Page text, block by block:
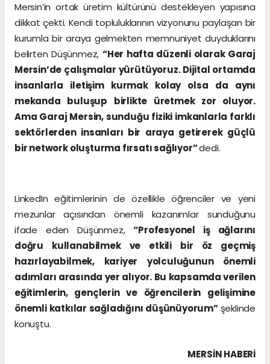
Mersin’in ortak üretim kültürünü destekleyen yapısına
dikkat çekti. Kendi topluluklarının vizyonunu paylaşan bir
kurumla bir araya gelmekten memnuniyet duyduklarını
belirten Düşünmez, “Her hafta düzenli olarak Garaj
Mersin’de çalışmalar yürütüyoruz. Dijital ortamda
insanlarla iletişim kurmak kolay olsa da aynı
mekanda buluşup birlikte üretmek zor oluyor.
Ama Garaj Mersin, sunduğu fiziki imkanlarla farklı
sektörlerden insanları bir araya getirerek güçlü
bir network oluşturma fırsatı sağlıyor”dedi.
LinkedIn eğitimlerinin de özellikle öğrenciler ve yeni
mezunlar açısından önemli kazanımlar sunduğunu
ifade eden Düşünmez,“Profesyonel iş ağlarını
doğru kullanabilmek ve etkili bir öz geçmiş
hazırlayabilmek, kariyer yolculuğunun önemli
adımları arasında yer alıyor. Bu kapsamda verilen
eğitimlerin, gençlerin ve öğrencilerin gelişimine
önemli katkılar sağladığını düşünüyorum” şeklinde
konuştu.
MERSIN HABERİ